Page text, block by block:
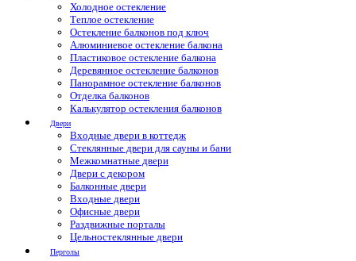
Холодное остекление
Теплое остекление
Остекление балконов под ключ
Алюминиевое остекление балкона
Пластиковое остекление балкона
Деревянное остекление балконов
Панорамное остекление балконов
Отделка балконов
Калькулятор остекления балконов
Двери
Входные двери в коттедж
Стеклянные двери для сауны и бани
Межкомнатные двери
Двери с декором
Балконные двери
Входные двери
Офисные двери
Раздвижные порталы
Цельностеклянные двери
Перголы